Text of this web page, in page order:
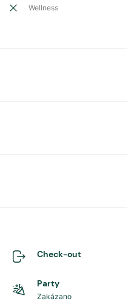
Wellness
Check-out
Party
Zakázano